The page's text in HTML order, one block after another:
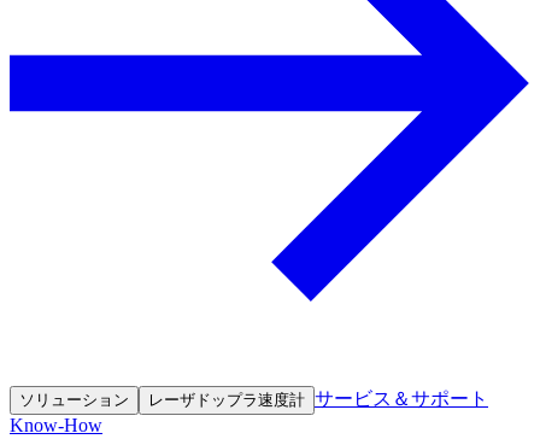
ソリューション レーザドップラ速度計 サービス＆サポート
Know-How